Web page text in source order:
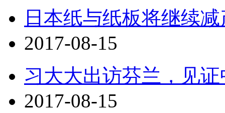
日本纸与纸板将继续减
2017-08-15
习大大出访芬兰，见
2017-08-15